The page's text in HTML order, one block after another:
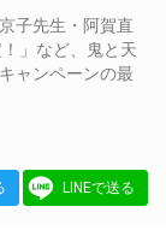
子先生・阿賀直
」など、鬼と天
ャンペーンの最
LINEで送る